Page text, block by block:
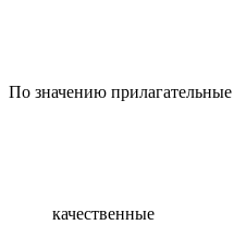
По значению
качественные